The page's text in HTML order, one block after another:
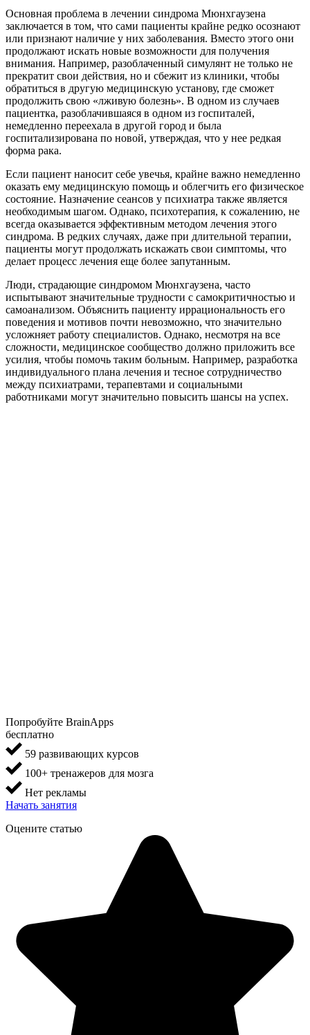
Основная проблема в лечении синдрома Мюнхгаузена
заключается в том, что сами пациенты крайне редко осознают
или признают наличие у них заболевания. Вместо этого они
продолжают искать новые возможности для получения
внимания. Например, разоблаченный симулянт не только не
прекратит свои действия, но и сбежит из клиники, чтобы
обратиться в другую медицинскую установу, где сможет
продолжить свою «лживую болезнь». В одном из случаев
пациентка, разоблачившаяся в одном из госпиталей,
немедленно переехала в другой город и была
госпитализирована по новой, утверждая, что у нее редкая
форма рака.
Если пациент наносит себе увечья, крайне важно немедленно
оказать ему медицинскую помощь и облегчить его физическое
состояние. Назначение сеансов у психиатра также является
необходимым шагом. Однако, психотерапия, к сожалению, не
всегда оказывается эффективным методом лечения этого
синдрома. В редких случаях, даже при длительной терапии,
пациенты могут продолжать искажать свои симптомы, что
делает процесс лечения еще более запутанным.
Люди, страдающие синдромом Мюнхгаузена, часто
испытывают значительные трудности с самокритичностью и
самоанализом. Объяснить пациенту иррациональность его
поведения и мотивов почти невозможно, что значительно
усложняет работу специалистов. Однако, несмотря на все
сложности, медицинское сообщество должно приложить все
усилия, чтобы помочь таким больным. Например, разработка
индивидуального плана лечения и тесное сотрудничество
между психиатрами, терапевтами и социальными
работниками могут значительно повысить шансы на успех.
Попробуйте BrainApps
бесплатно
59 развивающих курсов
100+ тренажеров для мозга
Нет рекламы
Начать занятия
Оцените статью